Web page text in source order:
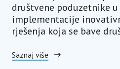
društvene poduzetnike
implementacije
rješenja koja se bave
Saznaj više